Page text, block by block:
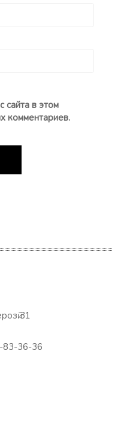
сайта в этом
комментариев.
31
83-36-36